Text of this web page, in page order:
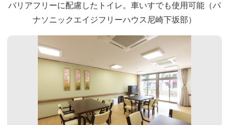
バリアフリーに配慮したトイレ。車いすでも使用可能（パ
ナソニックエイジフリーハウス尼崎下坂部）